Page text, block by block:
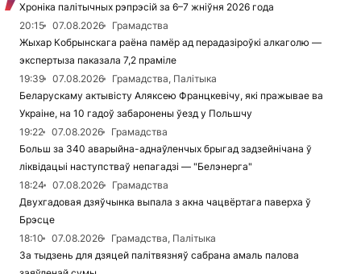
Хроніка палітычных рэпрэсій за 6–7 жніўня 2026 года
20:15
07.08.2026
Грамадства
Жыхар Кобрынскага раёна памёр ад перадазіроўкі алкаголю —
экспертыза паказала 7,2 праміле
19:39
07.08.2026
Грамадства, Палітыка
Беларускаму актывісту Аляксею Францкевічу, які пражывае ва
Украіне, на 10 гадоў забаронены ўезд у Польшчу
19:22
07.08.2026
Грамадства
Больш за 340 аварыйна-аднаўленчых брыгад задзейнічана ў
ліквідацыі наступстваў непагадзі — "Белэнерга"
18:24
07.08.2026
Грамадства
Двухгадовая дзяўчынка выпала з акна чацвёртага паверха ў
Брэсце
18:10
07.08.2026
Грамадства, Палітыка
За тыдзень для дзяцей палітвязняў сабрана амаль палова